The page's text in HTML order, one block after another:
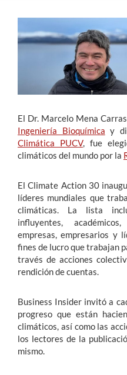
Académicos
English
El Dr. Marcelo Mena
Ingeniería Bioquímica y
Climática PUCV, fue
climáticos del mundo por la
El Climate Action 30
líderes mundiales que
climáticas. La lista
influyentes,
empresas, empresarios y
fines de lucro que trabajan
través de acciones
rendición de cuentas.
Business Insider invitó a
progreso que están
climáticos, así como las
los lectores de la
mismo.